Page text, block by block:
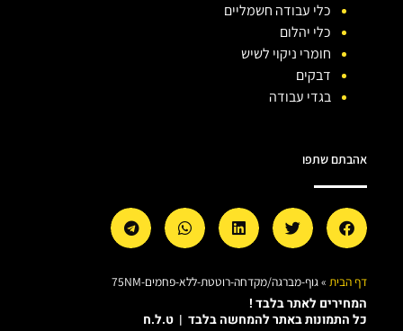
כלי עבודה חשמליים
כלי יהלום
חומרי ניקוי לשיש
דבקים
בגדי עבודה
אהבתם שתפו
דף הבית »גוף-מברגה/מקדחה-רוטטת-ללא-פחמים-75NM
המחירים לאתר בלבד !
כל התמונות באתר להמחשה בלבד | ט.ל.ח